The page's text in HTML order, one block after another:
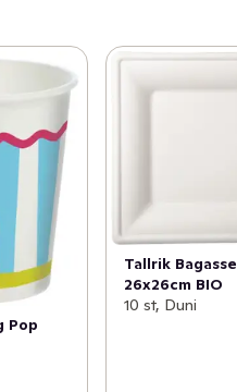
Pop
Tallrik Bagasse
26x26cm BIO
10 st, Duni